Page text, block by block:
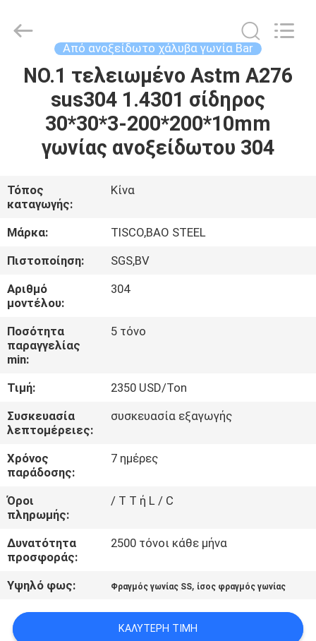
ΣΠΊΤΙ
ΠΡΟΪΌΝΤΑ
ΠΕΡΊΠΟΥ
ΕΜΕΊΣ
ΓΎΡΟΣ
ΕΡΓΟΣΤΑΣΊΩΝ
ΠΟΙΟΤΙΚΌΣ
ΈΛΕΓΧΟΣ
ΕΛΆΤΕ
ΣΕ
ΕΠΑΦΉ
ΜΕ
ΕΙΔΉΣΕΙΣ
ΠΕΡΙΠΤΏΣΕΙΣ
NEWS
INDUSTRIAL
LIMITED.
Από ανοξείδωτο χάλυβα γωνία Bar
NO.1 τελειωμένο Astm A276
sus304 1.4301 σίδηρος
30*30*3-200*200*10mm
γωνίας ανοξείδωτου 304
Τόπος
καταγωγής:
Κίνα
Μάρκα:
TISCO,BAO STEEL
Πιστοποίηση:
SGS,BV
Αριθμό
μοντέλου:
304
Ποσότητα
παραγγελίας
min:
5 τόνο
Τιμή:
2350 USD/Ton
Συσκευασία
λεπτομέρειες:
συσκευασία εξαγωγής
Χρόνος
παράδοσης:
7 ημέρες
Όροι
πληρωμής:
/ T T ή L / C
Δυνατότητα
προσφοράς:
2500 τόνοι κάθε μήνα
Υψηλό φως: Φραγμός γωνίας SS, ίσος φραγμός γωνίας
ΚΑΛΎΤΕΡΗ ΤΙΜΉ